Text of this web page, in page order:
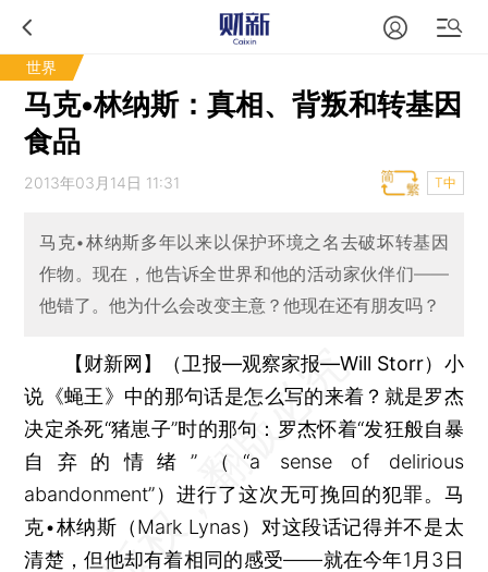
世界
马克•林纳斯：真相、背叛和转基因
食品
2013年03月14日 11:31 T中
马克•林纳斯多年以来以保护环境之名去破坏转基因
作物。现在，他告诉全世界和他的活动家伙伴们——
他错了。他为什么会改变主意？他现在还有朋友吗？
【财新网】（卫报—观察家报—Will Storr） 小
说《蝇王》中的那句话是怎么写的来着？就是罗杰
决定杀死“猪崽子”时的那句：罗杰怀着“发狂般自暴
自弃的情绪”（“a sense of delirious
abandonment”）进行了这次无可挽回的犯罪。马
克•林纳斯（Mark Lynas）对这段话记得并不是太
清楚，但他却有着相同的感受——就在今年1月3日